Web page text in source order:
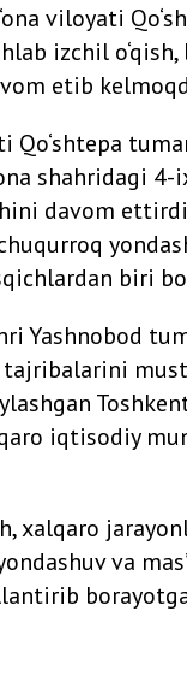
viloyati
izchil
etib
Qo‘shtepa
shahridagi
davom
biri
Yashnobod
iqtisodiy
xalqaro
va